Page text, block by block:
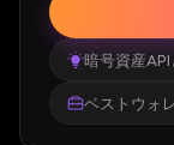
暗号資産API
ベストウォ